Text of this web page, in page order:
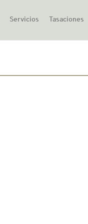
Servicios Tasaciones